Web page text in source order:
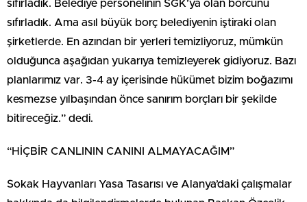
sıfırladık. Belediye personelinin SGK’ya olan borcunu
sıfırladık. Ama asıl büyük borç belediyenin iştiraki olan
şirketlerde. En azından bir yerleri temizliyoruz, mümkün
olduğunca aşağıdan yukarıya temizleyerek gidiyoruz. Bazı
planlarımız var. 3-4 ay içerisinde hükümet bizim boğazımı
kesmezse yılbaşından önce sanırım borçları bir şekilde
bitireceğiz.” dedi.
“HİÇBİR CANLININ CANINI ALMAYACAĞIM”
Sokak Hayvanları Yasa Tasarısı ve Alanya’daki çalışmalar